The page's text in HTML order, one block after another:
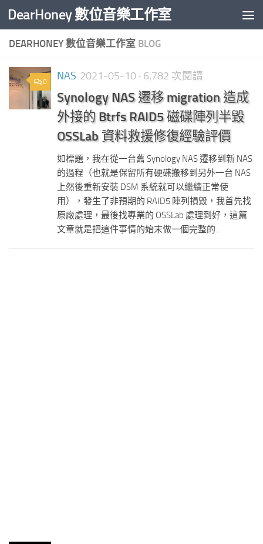
Skip to content
DearHoney 數位音樂工作室
DEARHONEY 數位音樂工作室 BLOG
0 NAS 2021-05-10 · 6,782 次閱讀
Synology NAS 遷移 migration 造成
外接的 Btrfs RAID5 磁碟陣列半毀
OSSLab 資料救援修復經驗評價
如標題，我在從一台舊 Synology NAS 遷移到新 NAS
的過程（也就是保留所有硬碟搬移到另外一台 NAS
上然後重新安裝 DSM 系統就可以繼續正常使
用），發生了非預期的 RAID5 陣列損毀，我首先找
原廠處理，最後找專業的 OSSLab 處理到好，這篇
文章就是把這件事情的始末做一個完整的...